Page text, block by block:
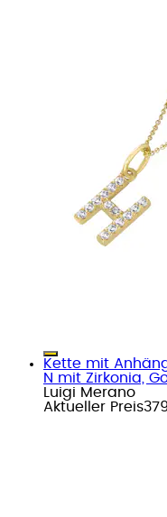
Kette mit
N mit Zirkonia,
Luigi Merano
Aktueller Preis